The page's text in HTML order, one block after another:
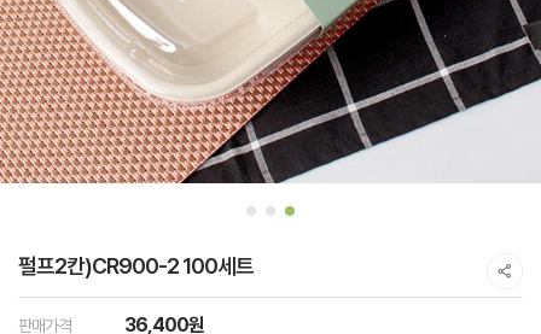
펄프2칸)CR900-2 100세트
판매가격 36,400원